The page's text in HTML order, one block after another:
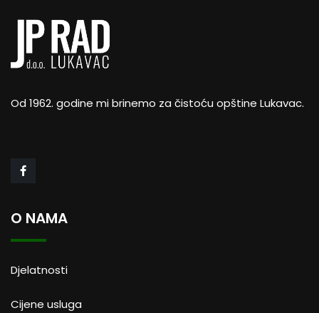
Od 1962. godine mi brinemo za čistoću opštine Lukavac.
O NAMA
Djelatnosti
Cijene usluga